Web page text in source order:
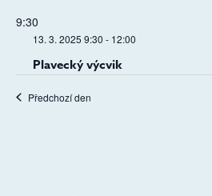
datum.
9:30
13. 3. 2025 9:30 - 12:00
Plavecký výcvik
Předchozí den